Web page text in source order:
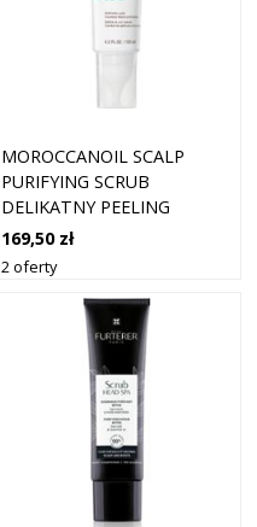
MOROCCANOIL SCALP
PURIFYING SCRUB
DELIKATNY PEELING
OCZYSZCZAJĄCY O
DZIAŁANIU USPOKAJAJĄCYM
DO SKÓRY GŁOWY 125 ML
169,50 zł
2 oferty